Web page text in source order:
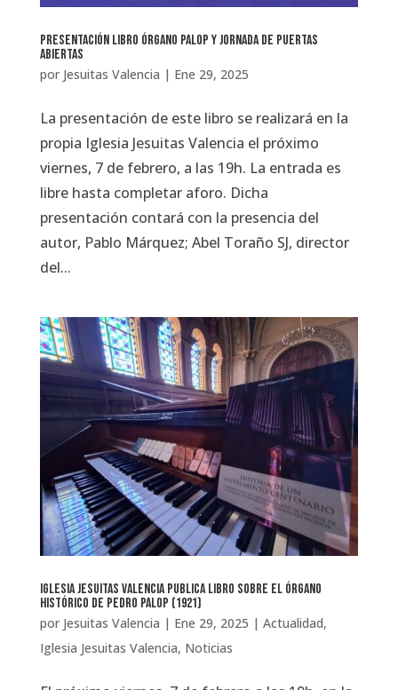
Presentación Libro Órgano Palop y Jornada de Puertas
Abiertas
por Jesuitas Valencia | Ene 29, 2025
La presentación de este libro se realizará en la
propia Iglesia Jesuitas Valencia el próximo
viernes, 7 de febrero, a las 19h. La entrada es
libre hasta completar aforo. Dicha
presentación contará con la presencia del
autor, Pablo Márquez; Abel Toraño SJ, director
del...
Iglesia Jesuitas Valencia publica libro sobre el órgano
histórico de Pedro Palop (1921)
por Jesuitas Valencia | Ene 29, 2025 | Actualidad,
Iglesia Jesuitas Valencia, Noticias